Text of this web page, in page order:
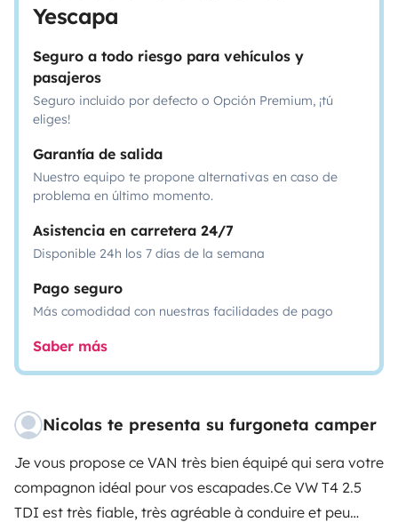
Yescapa
Seguro a todo riesgo para vehículos y
pasajeros
Seguro incluido por defecto o Opción Premium, ¡tú
eliges!
Garantía de salida
Nuestro equipo te propone alternativas en caso de
problema en último momento.
Asistencia en carretera 24/7
Disponible 24h los 7 días de la semana
Pago seguro
Más comodidad con nuestras facilidades de pago
Saber más
Nicolas te presenta su furgoneta camper
Je vous propose ce VAN très bien équipé qui sera votre
compagnon idéal pour vos escapades.Ce VW T4 2.5
TDI est très fiable, très agréable à conduire et peu